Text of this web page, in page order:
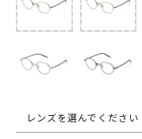
レンズを選んでください